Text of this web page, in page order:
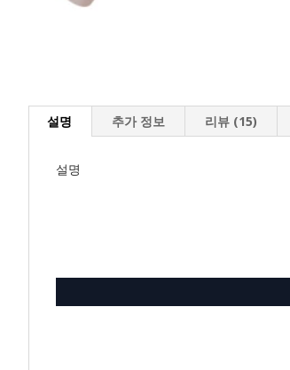
설명 추가 정보 리뷰 (15)
설명